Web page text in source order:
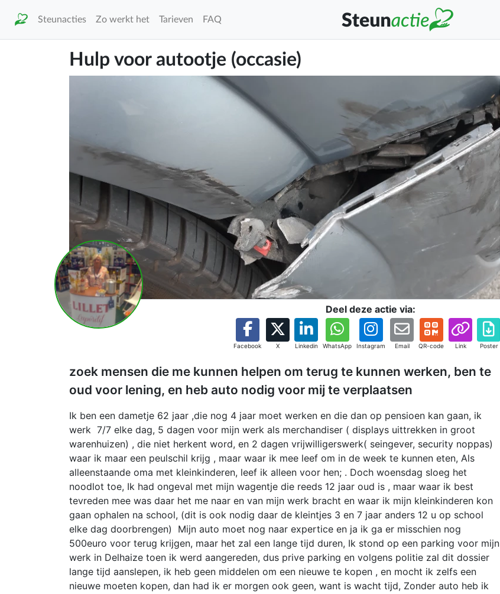
Steunacties Zo werkt het Tarieven FAQ
Hulp voor autootje (occasie)
Deel deze actie via:
Facebook X Linkedin WhatsApp Instagram Email QR-code Link Poster
zoek mensen die me kunnen helpen om terug te kunnen werken, ben te
oud voor lening, en heb auto nodig voor mij te verplaatsen
Ik ben een dametje 62 jaar ,die nog 4 jaar moet werken en die dan op pensioen kan gaan, ik
werk 7/7 elke dag, 5 dagen voor mijn werk als merchandiser ( displays uittrekken in groot
warenhuizen) , die niet herkent word, en 2 dagen vrijwilligerswerk( seingever, security noppas)
waar ik maar een peulschil krijg , maar waar ik mee leef om in de week te kunnen eten, Als
alleenstaande oma met kleinkinderen, leef ik alleen voor hen; . Doch woensdag sloeg het
noodlot toe, Ik had ongeval met mijn wagentje die reeds 12 jaar oud is , maar waar ik best
tevreden mee was daar het me naar en van mijn werk bracht en waar ik mijn kleinkinderen kon
gaan ophalen na school, (dit is ook nodig daar de kleintjes 3 en 7 jaar anders 12 u op school
elke dag doorbrengen) Mijn auto moet nog naar expertice en ja ik ga er misschien nog
500euro voor terug krijgen, maar het zal een lange tijd duren, Ik stond op een parking voor mijn
werk in Delhaize toen ik werd aangereden, dus prive parking en volgens politie zal dit dossier
lange tijd aanslepen, ik heb geen middelen om een nieuwe te kopen , en mocht ik zelfs een
nieuwe moeten kopen, dan had ik er morgen ook geen, want is wacht tijd, Zonder auto heb ik